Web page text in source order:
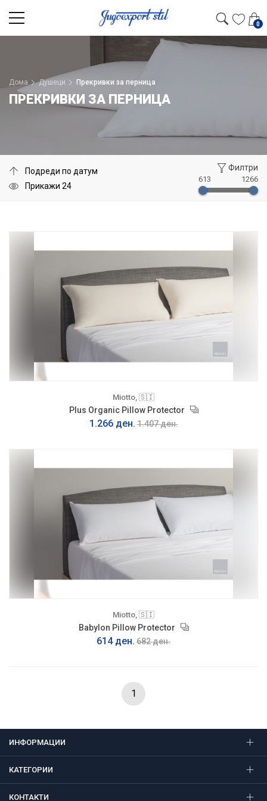
0
Дома Душеци Прекривки за перница
ПРЕКРИВКИ ЗА ПЕРНИЦА
Филтри
613 1266
Miotto, 🇸🇮
Plus Organic Pillow Protector
1.266 ден. 1.407 ден.
Miotto, 🇸🇮
Babylon Pillow Protector
614 ден. 682 ден.
1
ИНФОРМАЦИИ
КАТЕГОРИИ
КОНТАКТИ